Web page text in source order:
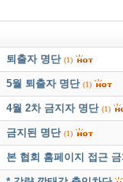
퇴출자 명단 (1)
5월 퇴출자 명단 (1)
4월 2차 금지자 명단 (1)
금지된 명단 (1)
본 협회 홈페이지 접근